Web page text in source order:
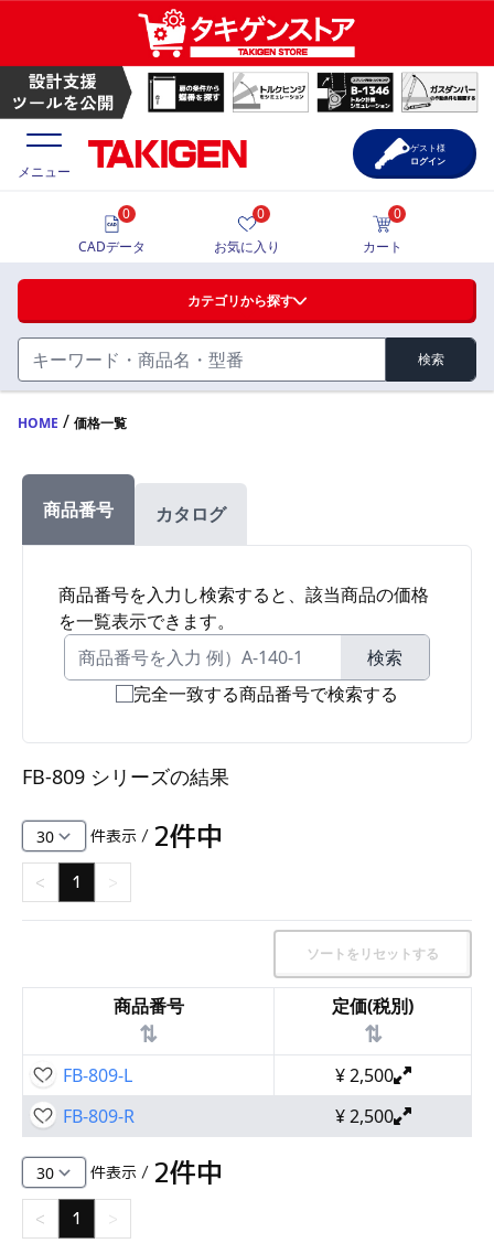
ハンドル・取手・つまみ・周辺機器
FA・A
FB・B
ファスナー・ラッチ錠・キャッチ・錠前装置・周
辺機器
電気錠・インターロック
L・LE
S
キャスター・アジャスター・スライドレール・モ
K・KC
断熱・ライト・ラック
FD・FE
価格一覧
製品カタログ
サポート・お問合せ
メニュー
カテゴリから探す
検索
0
CADデータ
0
お気に入り
0
カート
ゲスト様
ログイン
HOME / 価格一覧
商品番号 カタログ
商品番号を入力し検索すると、該当商品の価格
を一覧表示できます。
検索
完全一致する商品番号で検索する
FB-809 シリーズの結果
件表示 / 2件中
< 1 >
ソートをリセットする
商品番号
⇅
定価(税別)
⇅
FB-809-L ¥2,500
FB-809-R
¥2,500
件表示 / 2件中
< 1 >